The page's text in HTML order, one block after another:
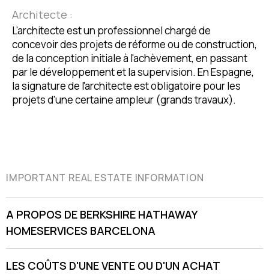
Architecte :
L'architecte est un professionnel chargé de
concevoir des projets de réforme ou de construction,
de la conception initiale à l'achèvement, en passant
par le développement et la supervision. En Espagne,
la signature de l'architecte est obligatoire pour les
projets d'une certaine ampleur (grands travaux).
IMPORTANT REAL ESTATE INFORMATION
A PROPOS DE BERKSHIRE HATHAWAY
HOMESERVICES BARCELONA
LES COÛTS D'UNE VENTE OU D'UN ACHAT